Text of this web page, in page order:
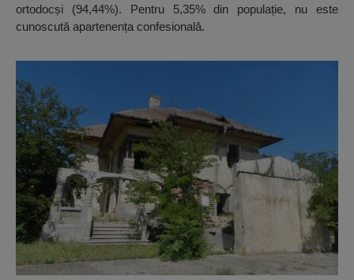
ortodocși (94,44%). Pentru 5,35% din populație, nu este
cunoscută apartenența confesională.